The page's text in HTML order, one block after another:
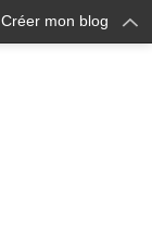
Créer mon blog